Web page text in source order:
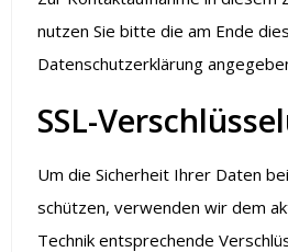
nutzen Sie bitte die am Ende
Datenschutzerklärung
SSL-
Um die Sicherheit Ihrer Daten
schützen, verwenden wir dem
Technik entsprechende